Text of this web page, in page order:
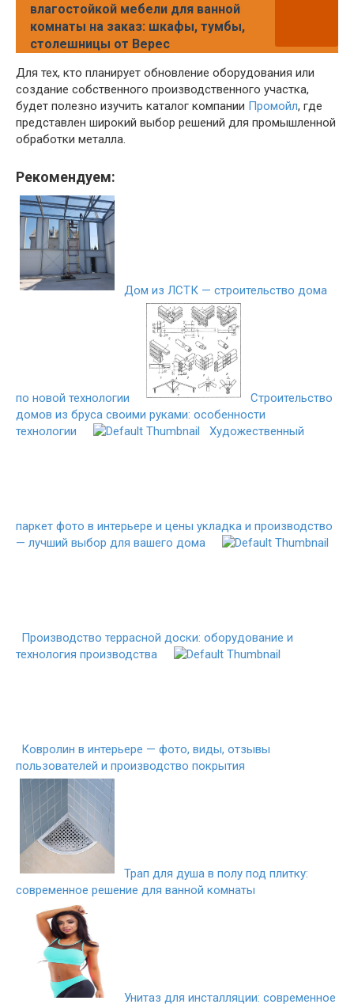
влагостойкой мебели для ванной
комнаты на заказ: шкафы, тумбы,
столешницы от Верес
Для тех, кто планирует обновление оборудования или
создание собственного производственного участка,
будет полезно изучить каталог компании Промойл, где
представлен широкий выбор решений для промышленной
обработки металла.
Рекомендуем:
Дом из ЛСТК — строительство дома
по новой технологии
Строительство
домов из бруса своими руками: особенности
технологии
Художественный
паркет фото в интерьере и цены укладка и производство
— лучший выбор для вашего дома
Производство террасной доски: оборудование и
технология производства
Ковролин в интерьере — фото, виды, отзывы
пользователей и производство покрытия
Трап для душа в полу под плитку:
современное решение для ванной комнаты
Унитаз для инсталляции: современное